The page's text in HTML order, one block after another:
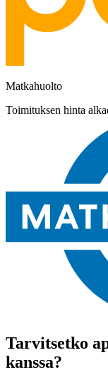
Matkahuolto
Toimituksen hinta
Tarvitsetko
kanssa?